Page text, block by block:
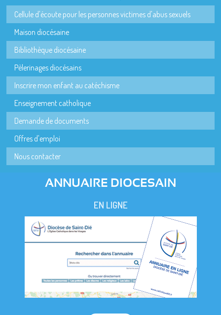
Cellule d'écoute pour les personnes victimes d'abus sexuels
Maison diocésaine
Bibliothèque diocésaine
Pèlerinages diocésains
Inscrire mon enfant au catéchisme
Enseignement catholique
Demande de documents
Offres d'emploi
Nous contacter
ANNUAIRE DIOCESAIN
EN LIGNE